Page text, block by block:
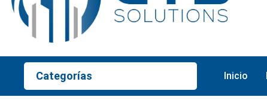
Categorías Inicio